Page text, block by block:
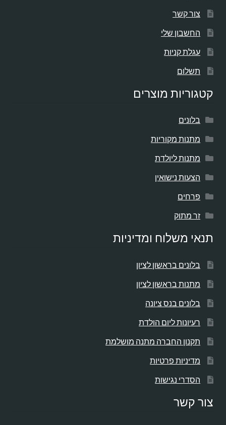
צור קשר
החשבון שלי
עגלת קניות
תשלום
קטגוריות מוצרים
בלונים
מתנות מקוריות
מתנות ליולדת
הצעות נישואין
פרחים
זר מתוק
תנאי משלוח ומדיניות
בלונים בראשון לציון
מתנות בראשון לציון
בלונים בנס ציונה
רעיונות ליום הולדת
תקנון החברה מתנה מושלמת
מדיניות פרטיות
הסדרי נגישות
צור קשר